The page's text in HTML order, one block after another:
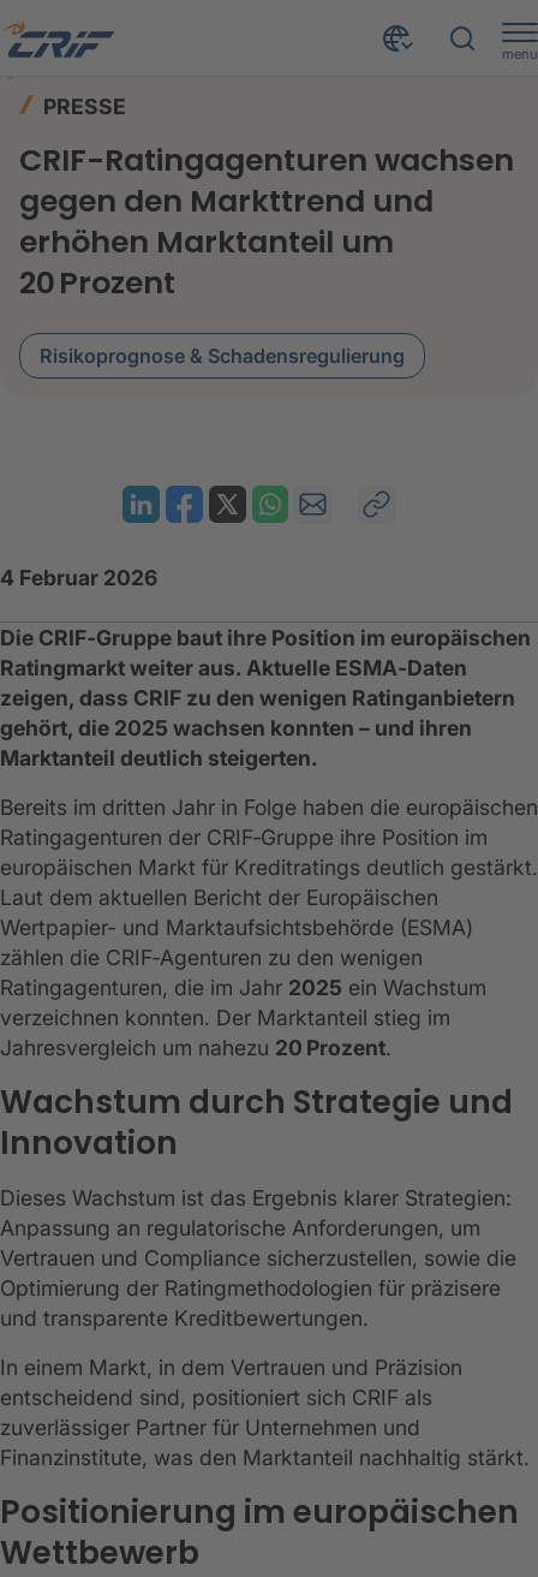
menu
PRESSE
CRIF-Ratingagenturen wachsen
gegen den Markttrend und
erhöhen Marktanteil um
20 Prozent
Risikoprognose & Schadensregulierung
4 Februar 2026
Die CRIF‑Gruppe baut ihre Position im europäischen
Ratingmarkt weiter aus. Aktuelle ESMA‑Daten
zeigen, dass CRIF zu den wenigen Ratinganbietern
gehört, die 2025 wachsen konnten – und ihren
Marktanteil deutlich steigerten.
Bereits im dritten Jahr in Folge haben die europäischen
Ratingagenturen der CRIF‑Gruppe ihre Position im
europäischen Markt für Kreditratings deutlich gestärkt.
Laut dem aktuellen Bericht der Europäischen
Wertpapier- und Marktaufsichtsbehörde (ESMA)
zählen die CRIF‑Agenturen zu den wenigen
Ratingagenturen, die im Jahr 2025 ein Wachstum
verzeichnen konnten. Der Marktanteil stieg im
Jahresvergleich um nahezu 20 Prozent.
Wachstum durch Strategie und
Innovation
Dieses Wachstum ist das Ergebnis klarer Strategien:
Anpassung an regulatorische Anforderungen, um
Vertrauen und Compliance sicherzustellen, sowie die
Optimierung der Ratingmethodologien für präzisere
und transparente Kreditbewertungen.
In einem Markt, in dem Vertrauen und Präzision
entscheidend sind, positioniert sich CRIF als
zuverlässiger Partner für Unternehmen und
Finanzinstitute, was den Marktanteil nachhaltig stärkt.
Positionierung im europäischen
Wettbewerb